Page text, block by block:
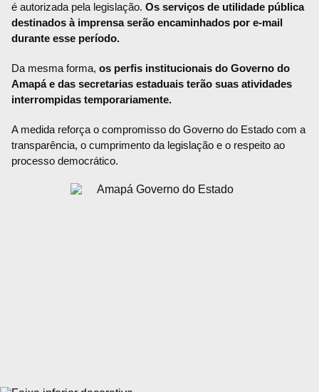
é autorizada pela legislação. Os serviços de utilidade pública
destinados à imprensa serão encaminhados por e-mail
durante esse período.
Da mesma forma, os perfis institucionais do Governo do
Amapá e das secretarias estaduais terão suas atividades
interrompidas temporariamente.
A medida reforça o compromisso do Governo do Estado com a
transparência, o cumprimento da legislação e o respeito ao
processo democrático.